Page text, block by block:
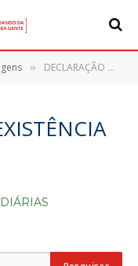
» DECLARAÇÃO – INEXISTÊNCIA DE DIÁRIAS